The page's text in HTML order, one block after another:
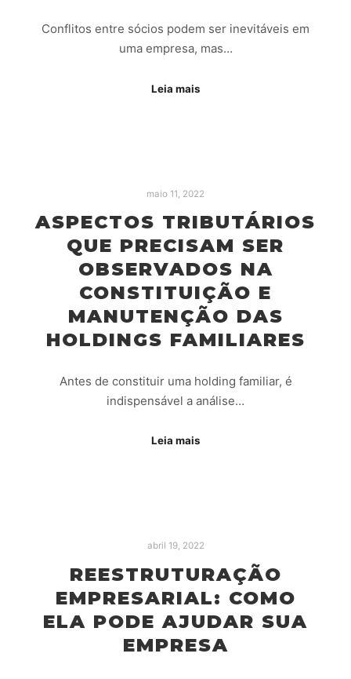
Conflitos entre sócios podem ser inevitáveis em
uma empresa, mas…
Leia mais
maio 11, 2022
ASPECTOS TRIBUTÁRIOS
QUE PRECISAM SER
OBSERVADOS NA
CONSTITUIÇÃO E
MANUTENÇÃO DAS
HOLDINGS FAMILIARES
Antes de constituir uma holding familiar, é
indispensável a análise…
Leia mais
abril 19, 2022
REESTRUTURAÇÃO
EMPRESARIAL: COMO
ELA PODE AJUDAR SUA
EMPRESA